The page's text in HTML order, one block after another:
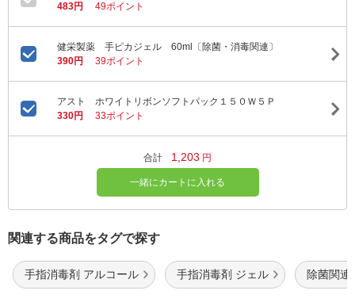
483円
49ポイント
健栄製薬 手ピカジェル 60ml〔除菌・消毒関連〕
390円
39ポイント
アスト ホワイトリボンソフトパック１５０Ｗ５Ｐ
330円
33ポイント
合計 1,203 円
一緒にカートに入れる
関連する商品をタグで探す
手指消毒剤 アルコール 手指消毒剤 ジェル 除菌関連